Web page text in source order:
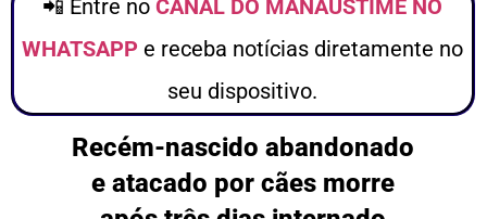
📲 Entre no CANAL DO MANAUSTIME NO
WHATSAPP e receba notícias diretamente no
seu dispositivo.
Recém-nascido abandonado
e atacado por cães morre